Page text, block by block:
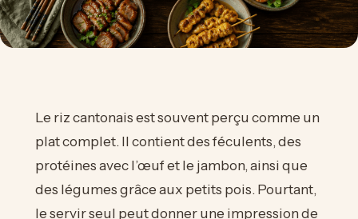
Le riz cantonais est souvent perçu comme un
plat complet. Il contient des féculents, des
protéines avec l’œuf et le jambon, ainsi que
des légumes grâce aux petits pois. Pourtant,
le servir seul peut donner une impression de